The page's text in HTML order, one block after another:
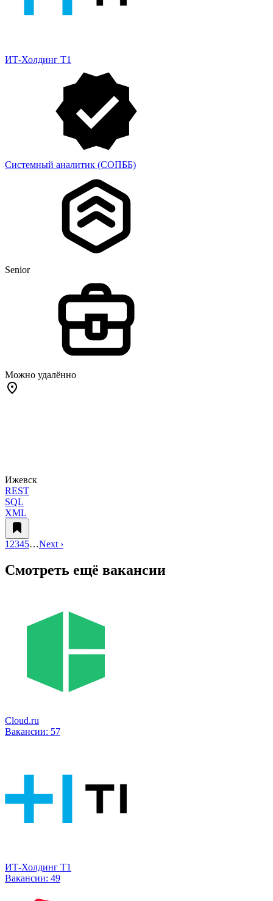
ИТ-Холдинг Т1
Системный аналитик (СОПББ)
Senior
Можно удалённо
Ижевск
REST
SQL
XML
1 2345…Next ›
Смотреть ещё вакансии
Cloud.ru
Вакансии: 57
ИТ-Холдинг Т1
Вакансии: 49